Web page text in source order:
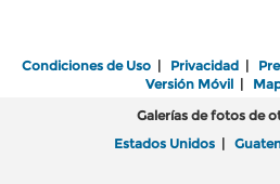
Condiciones de Uso Privacidad
Versión Móvil|
Galerías de fotos de
Estados Unidos